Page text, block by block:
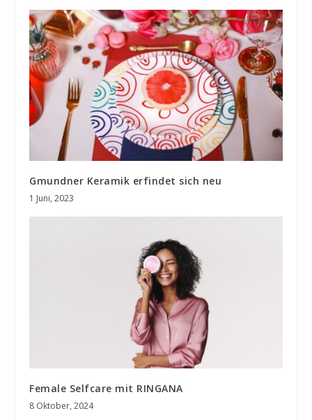
Gmundner Keramik erfindet sich neu
1 Juni, 2023
Female Selfcare mit RINGANA
8 Oktober, 2024